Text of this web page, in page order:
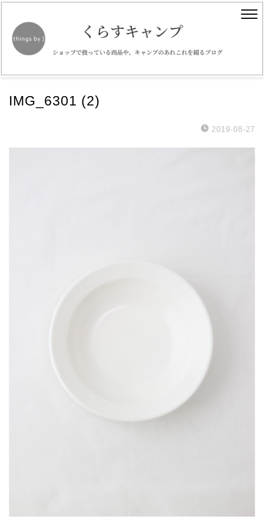
IMG_6301 (2)
2019-08-27